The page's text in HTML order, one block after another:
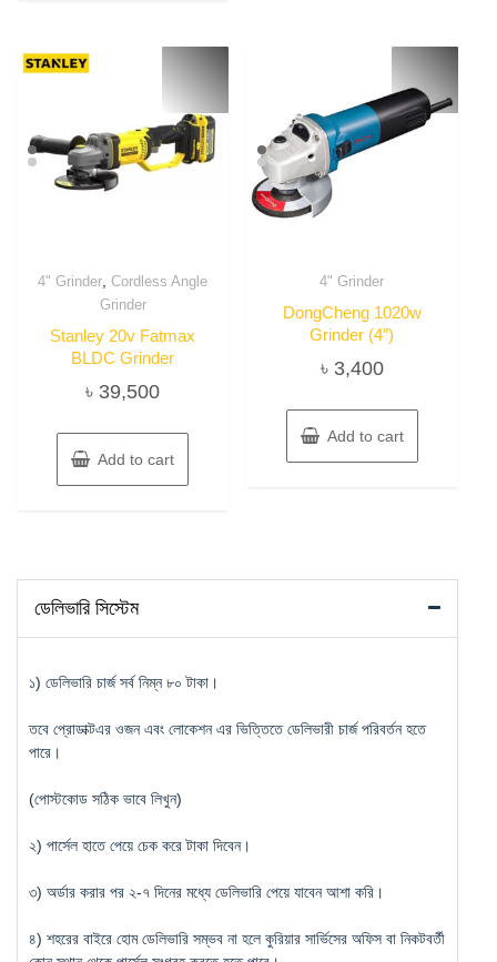
4" Grinder ,Cordless Angle
Grinder
Stanley 20v Fatmax
BLDC Grinder
৳ 39,500
Add to cart
4" Grinder
DongCheng 1020w
Grinder (4″)
৳ 3,400
Add to cart
ডেলিভারি সিস্টেম
১) ডেলিভারি চার্জ সর্ব নিম্ন ৮০ টাকা।
তবে প্রোডাক্টএর ওজন এবং লোকেশন এর ভিত্তিতে ডেলিভারী চার্জ পরিবর্তন হতে
পারে।
(পোস্টকোড সঠিক ভাবে লিখুন)
২) পার্সেল হাতে পেয়ে চেক করে টাকা দিবেন।
৩) অর্ডার করার পর ২-৭ দিনের মধ্যে ডেলিভারি পেয়ে যাবেন আশা করি।
৪) শহরের বাইরে হোম ডেলিভারি সম্ভব না হলে কুরিয়ার সার্ভিসের অফিস বা নিকটবর্তী